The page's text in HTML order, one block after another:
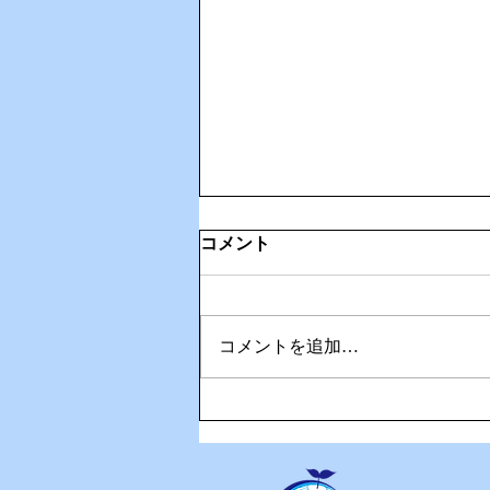
コメント
コメントを追加…